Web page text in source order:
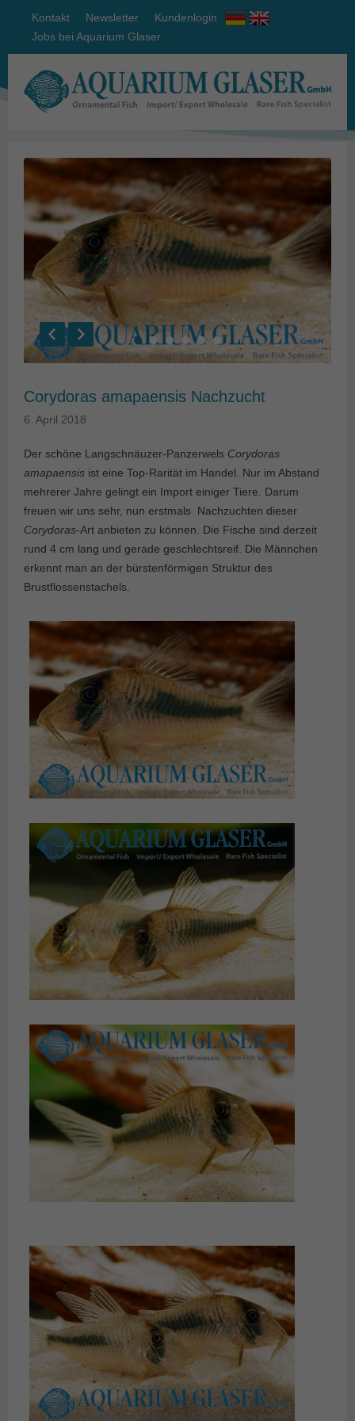
Kontakt Newsletter
Kundenlogin
Jobs bei Aquarium Glaser
Corydoras amapaensis Nachzucht
6. April 2018
Der schöne Langschnäuzer-Panzerwels Corydoras
amapaensis ist eine Top-Rarität im Handel. Nur im Abstand
mehrerer Jahre gelingt ein Import einiger Tiere. Darum
freuen wir uns sehr, nun erstmals Nachzuchten dieser
Corydoras-Art anbieten zu können. Die Fische sind derzeit
rund 4 cm lang und gerade geschlechtsreif. Die Männchen
erkennt man an der bürstenförmigen Struktur des
Brustflossenstachels.